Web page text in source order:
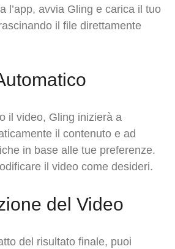
l’app, avvia Gling e carica il tuo
il file direttamente
il video, Gling inizierà a
il contenuto e ad
in base alle tue preferenze.
il video come desideri.
del Video
del risultato finale, puoi